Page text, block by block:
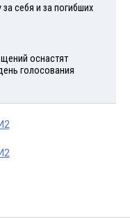
себя и за погибших
оснастят
голосования